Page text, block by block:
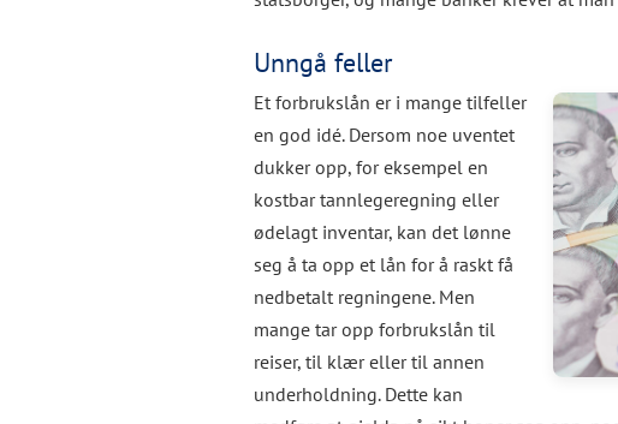
Unngå feller
Et forbrukslån er i mange tilfeller
en god idé. Dersom noe uventet
dukker opp, for eksempel en
kostbar tannlegeregning eller
ødelagt inventar, kan det lønne
seg å ta opp et lån for å raskt få
nedbetalt regningene. Men
mange tar opp forbrukslån til
reiser, til klær eller til annen
underholdning. Dette kan